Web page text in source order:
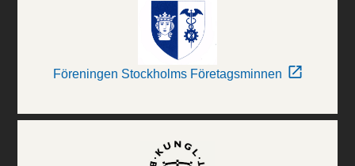
Föreningen Stockholms Företagsminnen